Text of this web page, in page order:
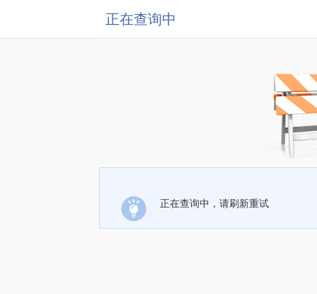
正在查询中
正在查询中，请刷新重试